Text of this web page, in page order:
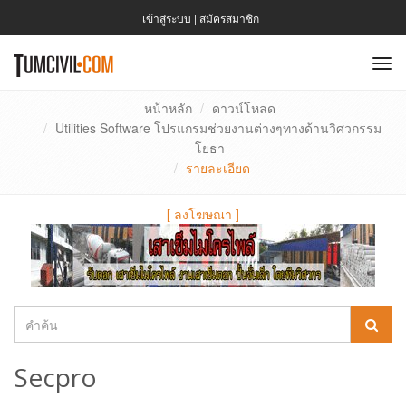
เข้าสู่ระบบ | สมัครสมาชิก
หน้าหลัก
ดาวน์โหลด
Utilities Software โปรแกรมช่วยงานต่างๆทางด้านวิศวกรรม
โยธา
รายละเอียด
[ ลงโฆษณา ]
Secpro